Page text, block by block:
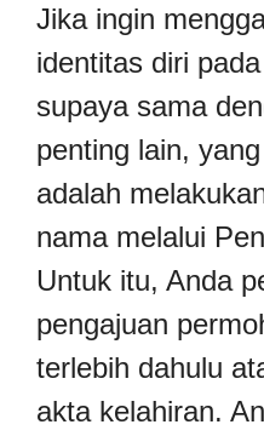
Jika ingin
identitas diri
supaya sama
penting lain,
adalah
nama melalui
Untuk itu, Anda
pengajuan
terlebih dahulu
akta kelahiran.